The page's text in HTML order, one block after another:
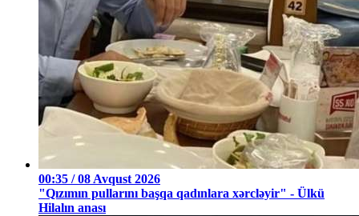
00:35 / 08 Avqust 2026
"Qızımın pullarını başqa qadınlara xərcləyir" - Ülkü
Hilalın anası